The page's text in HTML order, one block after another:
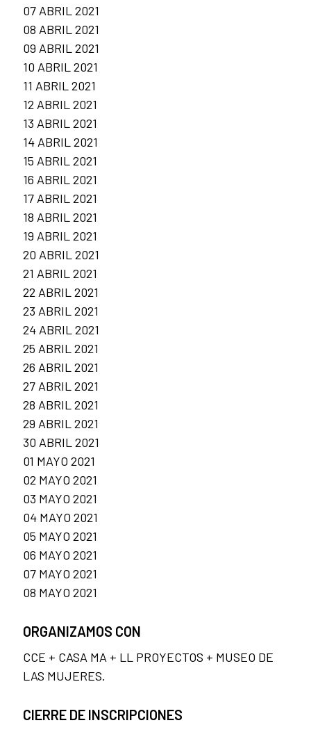
07 ABRIL 2021
08 ABRIL 2021
09 ABRIL 2021
10 ABRIL 2021
11 ABRIL 2021
12 ABRIL 2021
13 ABRIL 2021
14 ABRIL 2021
15 ABRIL 2021
16 ABRIL 2021
17 ABRIL 2021
18 ABRIL 2021
19 ABRIL 2021
20 ABRIL 2021
21 ABRIL 2021
22 ABRIL 2021
23 ABRIL 2021
24 ABRIL 2021
25 ABRIL 2021
26 ABRIL 2021
27 ABRIL 2021
28 ABRIL 2021
29 ABRIL 2021
30 ABRIL 2021
01 MAYO 2021
02 MAYO 2021
03 MAYO 2021
04 MAYO 2021
05 MAYO 2021
06 MAYO 2021
07 MAYO 2021
08 MAYO 2021
ORGANIZAMOS CON
CCE + CASA MA + LL PROYECTOS + MUSEO DE
LAS MUJERES.
CIERRE DE INSCRIPCIONES